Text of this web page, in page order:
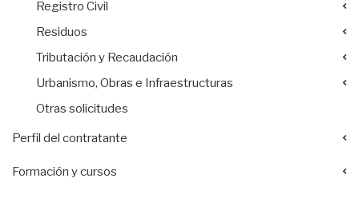
Registro Civil
Residuos
Tributación y Recaudación
Urbanismo, Obras e Infraestructuras
Otras solicitudes
Perfil del contratante
Formación y cursos